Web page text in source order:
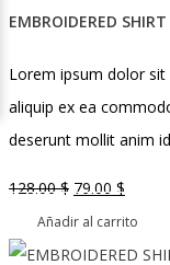
EMBROIDERED SHIRT
Lorem ipsum dolor
aliquip ex ea
deserunt mollit anim
128.00$ El
precio
original
79.00 $
precio
actual
Añadir al carrito